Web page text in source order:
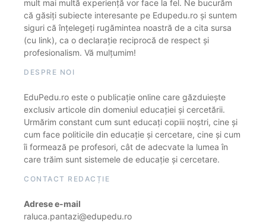
mult mai multă experiență vor face la fel. Ne bucurăm
că găsiți subiecte interesante pe Edupedu.ro și suntem
siguri că înțelegeți rugămintea noastră de a cita sursa
(cu link), ca o declarație reciprocă de respect și
profesionalism. Vă mulțumim!
DESPRE NOI
EduPedu.ro este o publicație online care găzduiește
exclusiv articole din domeniul educației și cercetării.
Urmărim constant cum sunt educați copiii noștri, cine și
cum face politicile din educație și cercetare, cine și cum
îi formează pe profesori, cât de adecvate la lumea în
care trăim sunt sistemele de educație și cercetare.
CONTACT REDACȚIE
Adrese e-mail
raluca.pantazi@edupedu.ro